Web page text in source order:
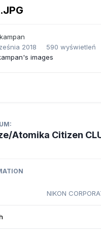
kampan
2018
590 wyświetleń
images
Atomika Citizen
NIKON